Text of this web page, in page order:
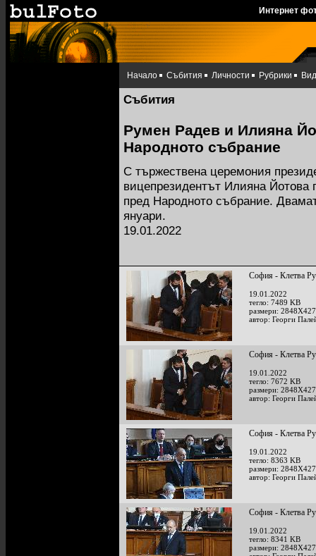
Интернет
Начало Събития Личности Рубрики
Събития
Румен Радев и Илияна
Народното събрание
С тържествена церемония
вицепрезидентът Илияна Йотова
пред Народното събрание.
януари.
19.01.2022
София - Клетва
19.01.2022
тегло: 7489 KB
размери:
автор: Георги
София - Клетва
19.01.2022
тегло: 7672 KB
размери:
автор: Георги
София - Клетва
19.01.2022
тегло: 8363 KB
размери:
автор: Георги
София - Клетва
19.01.2022
тегло: 8341 KB
размери: